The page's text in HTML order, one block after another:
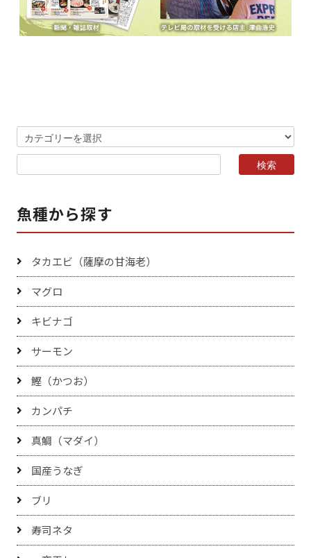
魚種から探す
タカエビ（薩摩の甘海老）
マグロ
キビナゴ
サーモン
鰹（かつお）
カンパチ
真鯛（マダイ）
国産うなぎ
ブリ
寿司ネタ